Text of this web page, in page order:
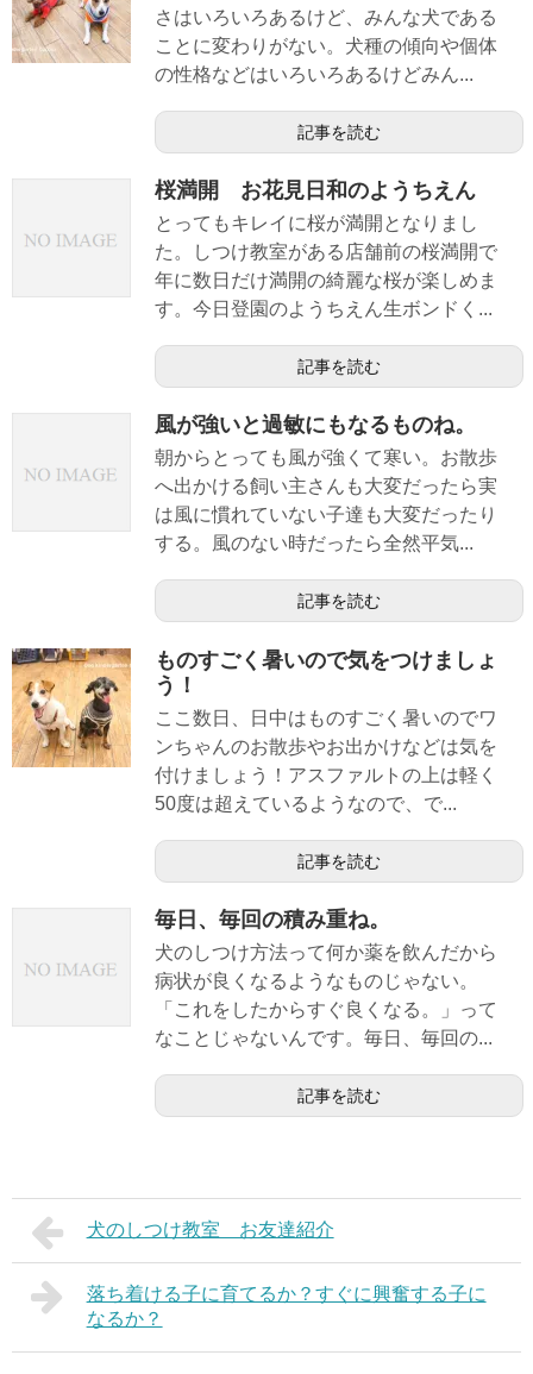
さはいろいろあるけど、みんな犬である
ことに変わりがない。犬種の傾向や個体
の性格などはいろいろあるけどみん...
記事を読む
桜満開 お花見日和のようちえん
とってもキレイに桜が満開となりまし
た。しつけ教室がある店舗前の桜満開で
年に数日だけ満開の綺麗な桜が楽しめま
す。今日登園のようちえん生ボンドく...
記事を読む
風が強いと過敏にもなるものね。
朝からとっても風が強くて寒い。お散歩
へ出かける飼い主さんも大変だったら実
は風に慣れていない子達も大変だったり
する。風のない時だったら全然平気...
記事を読む
ものすごく暑いので気をつけましょ
う！
ここ数日、日中はものすごく暑いのでワ
ンちゃんのお散歩やお出かけなどは気を
付けましょう！アスファルトの上は軽く
50度は超えているようなので、で...
記事を読む
毎日、毎回の積み重ね。
犬のしつけ方法って何か薬を飲んだから
病状が良くなるようなものじゃない。
「これをしたからすぐ良くなる。」って
なことじゃないんです。毎日、毎回の...
記事を読む
犬のしつけ教室 お友達紹介
落ち着ける子に育てるか？すぐに興奮する子に
なるか？